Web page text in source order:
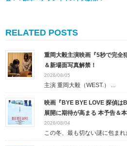
RELATED POSTS
重岡大毅主演映画『5秒で完全
＆新場面写真解禁！
2026/08/05
主演 重岡大毅（WEST.） ...
映画『BYE BYE LOVE 探偵は
展開に期待が高まる 本予告＆
2026/08/04
この冬、最も切ない謎に包まれ